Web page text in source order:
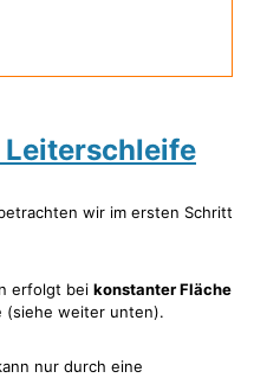
Leiterschleife
wir im ersten Schritt
erfolgt bei konstanter Fläche
(siehe weiter unten).
nur durch eine